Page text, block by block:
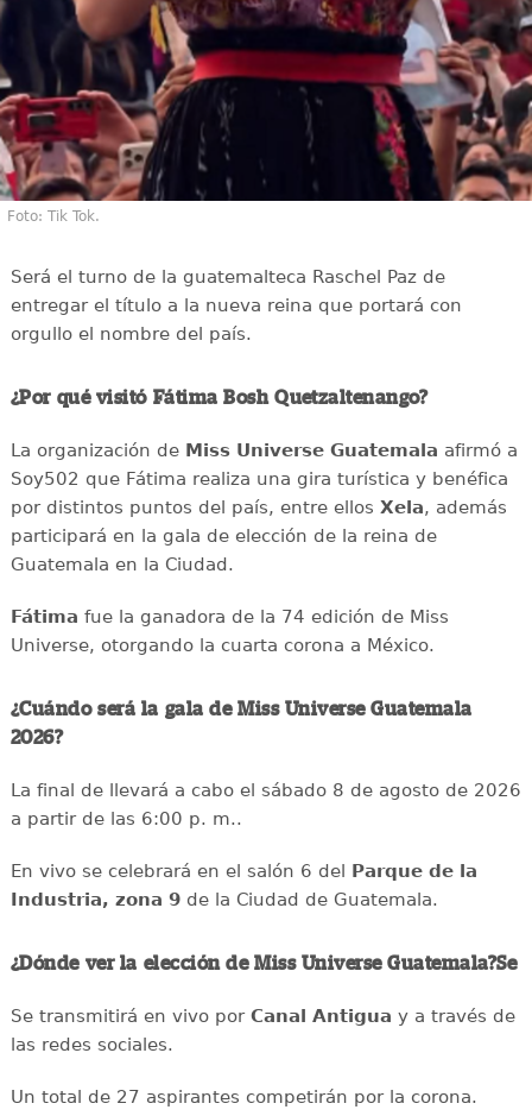
Foto: Tik Tok.
Será el turno de la guatemalteca Raschel Paz de
entregar el título a la nueva reina que portará con
orgullo el nombre del país.
¿Por qué visitó Fátima Bosh Quetzaltenango?
La organización de Miss Universe Guatemala afirmó a
Soy502 que Fátima realiza una gira turística y benéfica
por distintos puntos del país, entre ellos Xela, además
participará en la gala de elección de la reina de
Guatemala en la Ciudad.
Fátima fue la ganadora de la 74 edición de Miss
Universe, otorgando la cuarta corona a México.
¿Cuándo será la gala de Miss Universe Guatemala
2026?
La final de llevará a cabo el sábado 8 de agosto de 2026
a partir de las 6:00 p. m..
En vivo se celebrará en el salón 6 del Parque de la
Industria, zona 9de la Ciudad de Guatemala.
¿Dónde ver la elección de Miss Universe Guatemala?Se
Se transmitirá en vivo porCanal Antigua y a través de
las redes sociales.
Un total de 27 aspirantes competirán por la corona.